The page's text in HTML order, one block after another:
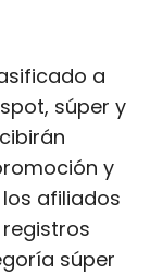
a
súper y
y
afiliados
registros
súper